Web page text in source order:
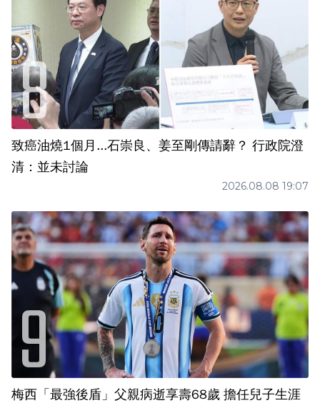
致癌油燒1個月...石崇良、姜至剛傳請辭？ 行政院澄
清：並未討論
2026.08.08 19:07
梅西「最強後盾」父親病逝享壽68歲 擔任兒子生涯